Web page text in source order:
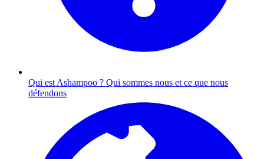
Qui est Ashampoo ? Qui sommes nous et ce que nous
défendons